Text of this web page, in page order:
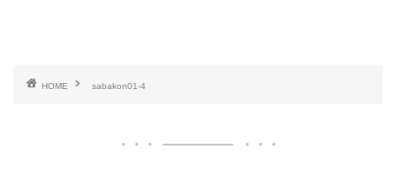
HOME sabakon01-4